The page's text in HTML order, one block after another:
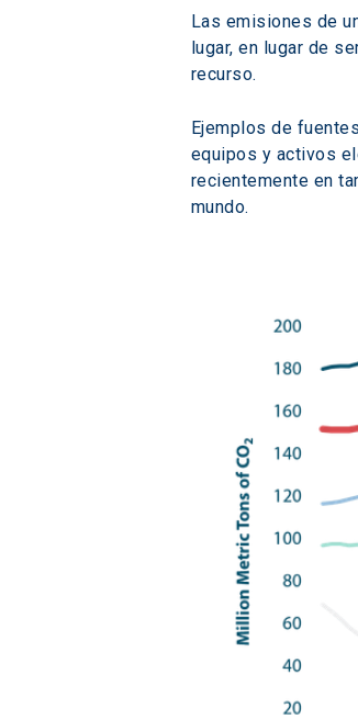
Las emisiones de
lugar, en lugar de
recurso.
Ejemplos de
equipos y activos
recientemente en
mundo.